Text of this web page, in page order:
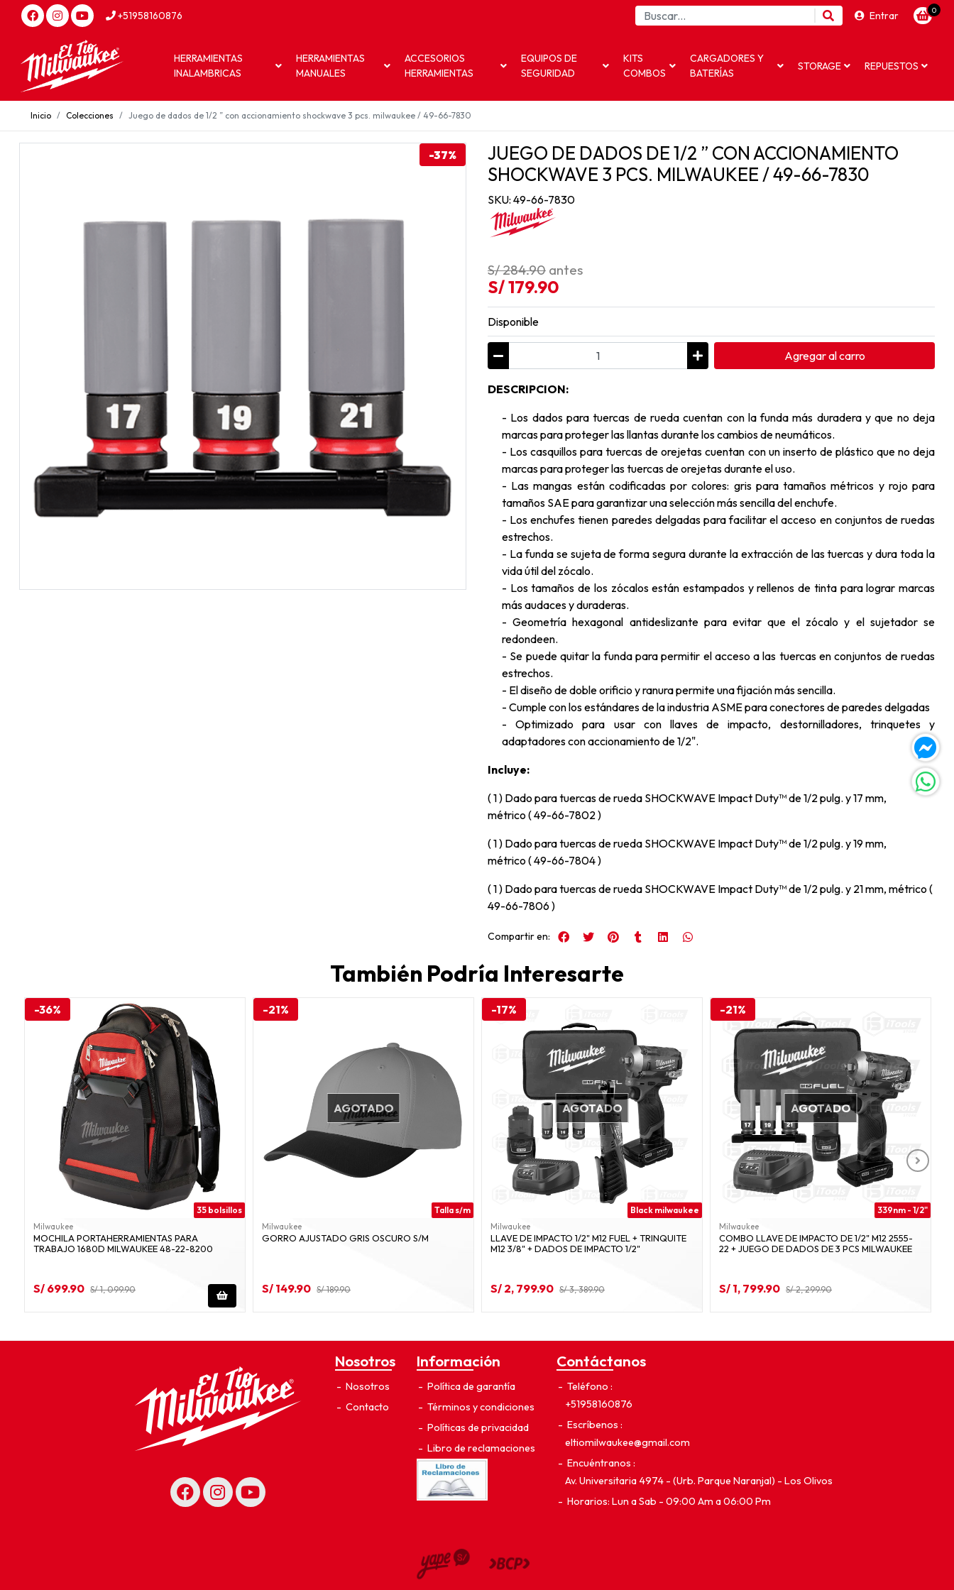
+51958160876 Entrar 0
HERRAMIENTAS
INALAMBRICAS
HERRAMIENTAS
MANUALES
ACCESORIOS
HERRAMIENTAS
EQUIPOS DE
SEGURIDAD
KITS
COMBOS
CARGADORES Y
BATERÍAS
STORAGE REPUESTOS
Inicio Colecciones Juego de dados de 1/2 ” con accionamiento shockwave 3 pcs. milwaukee / 49-66-7830
-37%
JUEGO DE DADOS DE 1/2 ” CON ACCIONAMIENTO
SHOCKWAVE 3 PCS. MILWAUKEE / 49-66-7830
SKU: 49-66-7830
S/ 284.90 antes
S/ 179.90
Disponible
Agregaral carro
DESCRIPCION:
- Los dados para tuercas de rueda cuentan con la funda más duradera y que no deja
marcas para proteger las llantas durante los cambios de neumáticos.
- Los casquillos para tuercas de orejetas cuentan con un inserto de plástico que no deja
marcas para proteger las tuercas de orejetas durante el uso.
- Las mangas están codificadas por colores: gris para tamaños métricos y rojo para
tamaños SAE para garantizar una selección más sencilla del enchufe.
- Los enchufes tienen paredes delgadas para facilitar el acceso en conjuntos de ruedas
estrechos.
- La funda se sujeta de forma segura durante la extracción de las tuercas y dura toda la
vida útil del zócalo.
- Los tamaños de los zócalos están estampados y rellenos de tinta para lograr marcas
más audaces y duraderas.
- Geometría hexagonal antideslizante para evitar que el zócalo y el sujetador se
redondeen.
- Se puede quitar la funda para permitir el acceso a las tuercas en conjuntos de ruedas
estrechos.
- El diseño de doble orificio y ranura permite una fijación más sencilla.
- Cumple con los estándares de la industria ASME para conectores de paredes delgadas
- Optimizado para usar con llaves de impacto, destornilladores, trinquetes y
adaptadores con accionamiento de 1/2".
Incluye:
( 1 ) Dado para tuercas de rueda SHOCKWAVE Impact Duty™ de 1/2 pulg. y 17 mm,
métrico ( 49-66-7802 )
( 1 ) Dado para tuercas de rueda SHOCKWAVE Impact Duty™ de 1/2 pulg. y 19 mm,
métrico ( 49-66-7804 )
( 1 ) Dado para tuercas de rueda SHOCKWAVE Impact Duty™ de 1/2 pulg. y 21 mm, métrico (
49-66-7806 )
Compartir en:
También Podría Interesarte
-36%
35 bolsillos
Milwaukee
MOCHILA PORTAHERRAMIENTAS PARA
TRABAJO 1680D MILWAUKEE 48-22-8200
S/ 699.90 S/ 1, 099.90
-21%
AGOTADO
Talla s/m
Milwaukee
GORRO AJUSTADO GRIS OSCURO S/M
S/ 149.90 S/ 189.90
-17%
AGOTADO
Black milwaukee
Milwaukee
LLAVE DE IMPACTO 1/2" M12 FUEL + TRINQUITE
M12 3/8" + DADOS DE IMPACTO 1/2"
S/ 2, 799.90 S/ 3, 389.90
-21%
AGOTADO
339nm - 1/2"
Milwaukee
COMBO LLAVE DE IMPACTO DE 1/2" M12 2555-
22 + JUEGO DE DADOS DE 3 PCS MILWAUKEE
S/ 1, 799.90 S/ 2, 299.90
Nosotros
Nosotros
Contacto
Información
Política de garantía
Términos y condiciones
Políticas de privacidad
Libro de reclamaciones
Contáctanos
Teléfono
+51958160876
Escríbenos
eltiomilwaukee@gmail.com
Encuéntranos
Av. Universitaria 4974 - (Urb. Parque Naranjal) - Los Olivos
Horarios: Lun a Sab - 09:00 Am a 06:00 Pm